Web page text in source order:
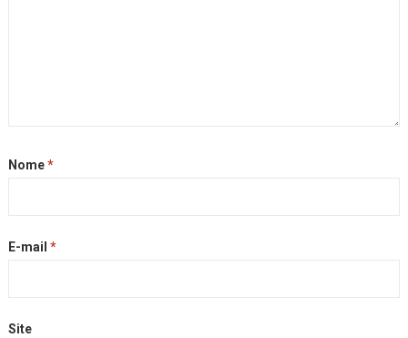
Nome*
E-mail *
Site